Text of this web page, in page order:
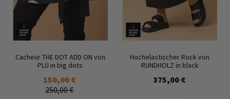
Cacheur THE DOT ADD ON von
PLÜ in big dots
150,00 €
250,00 €
Hochelastischer Rock von
RUNDHOLZ in black
375,00 €